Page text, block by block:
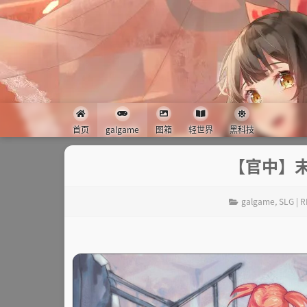
首页 galgame 图箱 轻世界 黑科技
【官中
galgame, SLG |